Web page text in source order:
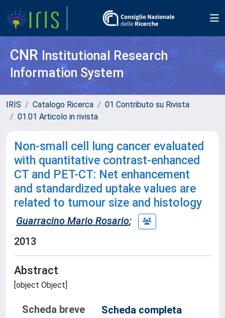
CNR Institutional Research
Information System
IRIS Catalogo Ricerca
01 Contributo su Rivista
01.01 Articolo in rivista
Non-small cell lung cancer evaluated
with quantitative contrast-enhanced
CT and PET-CT: Net enhancement
and standardized uptake values are
related to tumour size and histology
Guarracino Mario Rosario;
2013
Abstract
[object Object]
Scheda breve
Scheda completa